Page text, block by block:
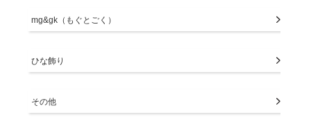
mg&gk（もぐとごく）
ひな飾り
その他